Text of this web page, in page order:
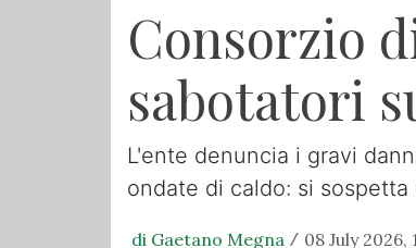
Consorzio
sabotatori
L'ente denuncia i gravi
ondate di caldo: si
di Gaetano Megna / 08 July 2026,